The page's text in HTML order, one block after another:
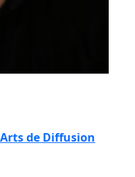
de Diffusion